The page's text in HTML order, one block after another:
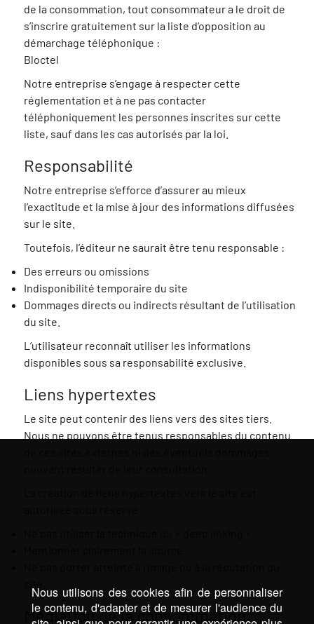
de la consommation, tout consommateur a le droit de
s’inscrire gratuitement sur la liste d’opposition au
démarchage téléphonique :
Bloctel
Notre entreprise s’engage à respecter cette
réglementation et à ne pas contacter
téléphoniquement les personnes inscrites sur cette
liste, sauf dans les cas autorisés par la loi.
Responsabilité
Notre entreprise s’efforce d’assurer au mieux
l’exactitude et la mise à jour des informations diffusées
sur le site.
Toutefois, l’éditeur ne saurait être tenu responsable :
Des erreurs ou omissions
Indisponibilité temporaire du site
Dommages directs ou indirects résultant de l’utilisation
du site.
L’utilisateur reconnaît utiliser les informations
disponibles sous sa responsabilité exclusive.
Liens hypertextes
Le site peut contenir des liens vers des sites tiers.
Nous ne pouvons être tenus responsables du contenu
Médiation de la consommation
Nous utilisons des cookies afin de personnaliser
le contenu, d'adapter et de mesurer l'audience du